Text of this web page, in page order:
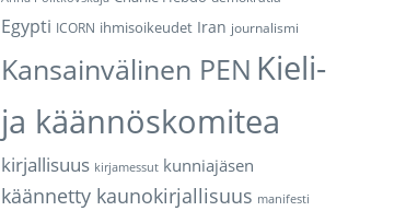
Egypti ICORN ihmisoikeudet Iran journalismi
Kansainvälinen PEN Kieli-
ja käännöskomitea
kirjallisuus kirjamessut kunniajäsen
käännetty kaunokirjallisuus manifesti